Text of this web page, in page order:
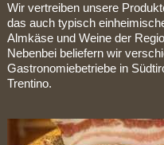
Wir vertreiben unsere
das auch typisch
Almkäse und Weine der
Nebenbei beliefern wir
Gastronomiebetriebe in
Trentino.